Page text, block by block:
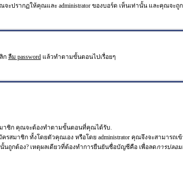
ะปรากฏให้คุณและ administrator ของบอร์ด เห็นเท่านั้น และคุณจะถู
ก ลืม password แล้วทำตามขั้นตอนไปเรื่อยๆ
ชิก คุณจะต้องทำตามขั้นตอนที่คุณได้รับ.
มาชิก ทั้งโดยตัวคุณเอง หรือโดย administrator คุณจึงจะสามาร
ถูกต้อง? เหตุผลเดียวที่ต้องทำการยืนยันชื่อบัญชีคือ เพื่อลดการปลอ